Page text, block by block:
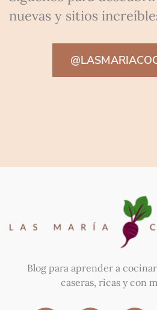
nuevas y sitios
Blog para aprender a
caseras, ricas y con